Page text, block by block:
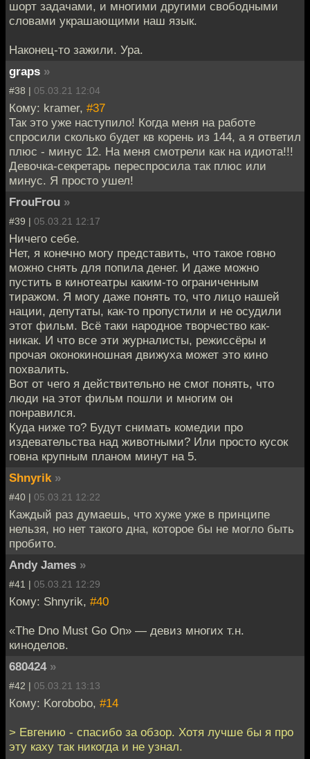
шорт задачами, и многими другими свободными
словами украшающими наш язык.
Наконец-то зажили. Ура.
graps »
#38 | 05.03.21 12:04
Кому: kramer, #37
Так это уже наступило! Когда меня на работе
спросили сколько будет кв корень из 144, а я ответил
плюс - минус 12. На меня смотрели как на идиота!!!
Девочка-секретарь переспросила так плюс или
минус. Я просто ушел!
FrouFrou »
#39 | 05.03.21 12:17
Ничего себе.
Нет, я конечно могу представить, что такое говно
можно снять для попила денег. И даже можно
пустить в кинотеатры каким-то ограниченным
тиражом. Я могу даже понять то, что лицо нашей
нации, депутаты, как-то пропустили и не осудили
этот фильм. Всё таки народное творчество как-
никак. И что все эти журналисты, режиссёры и
прочая оконокиношная движуха может это кино
похвалить.
Вот от чего я действительно не смог понять, что
люди на этот фильм пошли и многим он
понравился.
Куда ниже то? Будут снимать комедии про
издевательства над животными? Или просто кусок
говна крупным планом минут на 5.
Shnyrik »
#40 | 05.03.21 12:22
Каждый раз думаешь, что хуже уже в принципе
нельзя, но нет такого дна, которое бы не могло быть
пробито.
Andy James »
#41 | 05.03.21 12:29
Кому: Shnyrik, #40
«The Dno Must Go On» — девиз многих т.н.
киноделов.
680424 »
#42 | 05.03.21 13:13
Кому: Korobobo, #14
> Евгению - спасибо за обзор. Хотя лучше бы я про
эту каху так никогда и не узнал.